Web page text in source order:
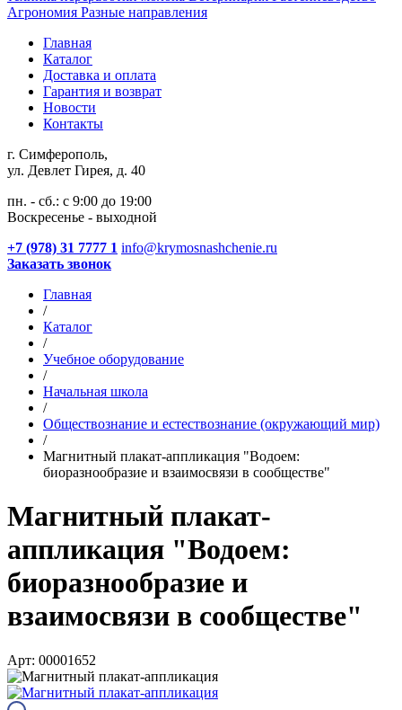
Агрономия Разные направления
Главная
Каталог
Доставка и оплата
Гарантия и возврат
Новости
Контакты
г. Симферополь,
ул. Девлет Гирея, д. 40
пн. - сб.: с 9:00 до 19:00
Воскресенье - выходной
+7 (978) 31 7777 1 info@krymosnashchenie.ru
Заказать звонок
Главная
/
Каталог
/
Учебное оборудование
/
Начальная школа
/
Обществознание и естествознание (окружающий мир)
/
Магнитный плакат-аппликация "Водоем:
биоразнообразие и взаимосвязи в сообществе"
Магнитный плакат-
аппликация "Водоем:
биоразнообразие и
взаимосвязи в сообществе"
Арт: 00001652